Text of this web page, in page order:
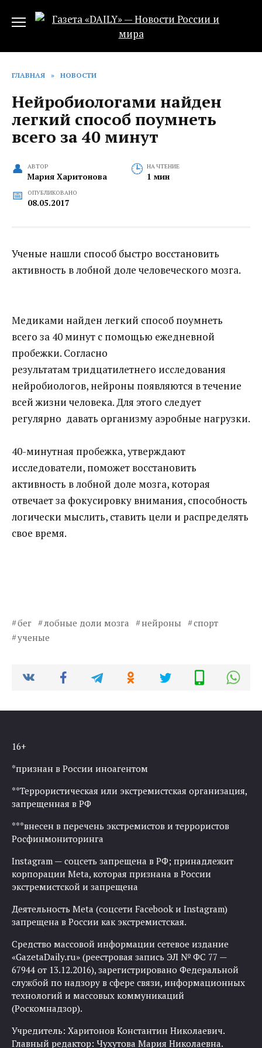
ГЛАВНАЯ » НОВОСТИ
Нейробиологами найден
легкий способ поумнеть
всего за 40 минут
АВТОР
Мария Харитонова
НА ЧТЕНИЕ
1 мин
ОПУБЛИКОВАНО
08.05.2017
Ученые нашли способ быстро восстановить
активность в лобной доле человеческого мозга.
Медиками найден легкий способ поумнеть
всего за 40 минут с помощью ежедневной
пробежки. Согласно
результатам тридцатилетнего исследования
нейробиологов, нейроны появляются в течение
всей жизни человека. Для этого следует
регулярно давать организму аэробные нагрузки.
40-минутная пробежка, утверждают
исследователи, поможет восстановить
активность в лобной доле мозга, которая
отвечает за фокусировку внимания, способность
логически мыслить, ставить цели и распределять
свое время.
бег лобные доли мозга нейроны
спорт
ученые
16+
*признан в России иноагентом
**Террористическая или экстремистская организация,
запрещенная в РФ
***внесен в перечень экстремистов и террористов
Росфинмониторинга
Instagram — соцсеть запрещена в РФ; принадлежит
корпорации Meta, которая признана в России
экстремистской и запрещена
Деятельность Meta (соцсети Facebook и Instagram)
запрещена в России как экстремистская.
Средство массовой информации сетевое издание
«GazetaDaily.ru» (реестровая запись ЭЛ № ФС 77 —
67944 от 13.12.2016), зарегистрировано Федеральной
службой по надзору в сфере связи, информационных
технологий и массовых коммуникаций
(Роскомнадзор).
Учредитель: Харитонов Константин Николаевич.
Главный редактор: Чухутова Мария Николаевна.